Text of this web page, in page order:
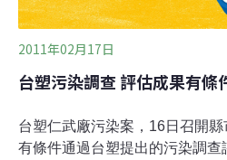
2011年02月17日
台塑污染調查 評估成果有條
台塑仁武廠污染案，16日召開縣
有條件通過台塑提出的污染調